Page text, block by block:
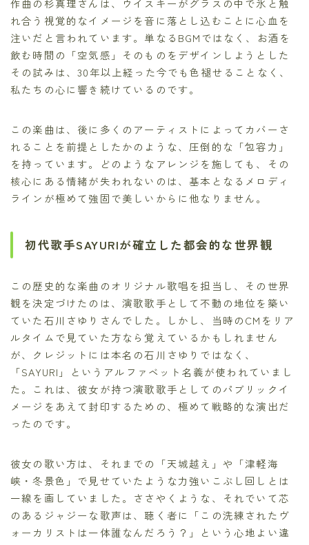
れ合う視覚的なイメージを音に落とし込むことに心血を
注いだと言われています。単なるBGMではなく、お酒を
飲む時間の「空気感」そのものをデザインしようとした
その試みは、30年以上経った今でも色褪せることなく、
私たちの心に響き続けているのです。
この楽曲は、後に多くのアーティストによってカバーさ
れることを前提としたかのような、圧倒的な「包容力」
を持っています。どのようなアレンジを施しても、その
核心にある情緒が失われないのは、基本となるメロディ
ラインが極めて強固で美しいからに他なりません。
初代歌手SAYURIが確立した都会的な世界観
この歴史的な楽曲のオリジナル歌唱を担当し、その世界
観を決定づけたのは、演歌歌手として不動の地位を築い
ていた石川さゆりさんでした。しかし、当時のCMをリア
ルタイムで見ていた方なら覚えているかもしれません
が、クレジットには本名の石川さゆりではなく、
「SAYURI」というアルファベット名義が使われていまし
た。これは、彼女が持つ演歌歌手としてのパブリックイ
メージをあえて封印するための、極めて戦略的な演出だ
ったのです。
彼女の歌い方は、それまでの「天城越え」や「津軽海
峡・冬景色」で見せていたような力強いこぶし回しとは
一線を画していました。ささやくような、それでいて芯
のあるジャジーな歌声は、聴く者に「この洗練されたヴ
ォーカリストは一体誰なんだろう？」という心地よい違